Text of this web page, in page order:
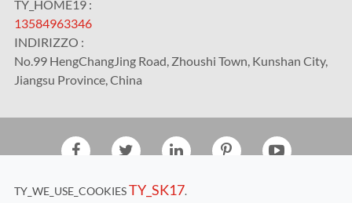
TY_HOME19 :
13584963346
INDIRIZZO :
No.99 HengChangJing Road, Zhoushi Town, Kunshan City,
Jiangsu Province, China
Diritto d'autore© Kunshan RUIYUAN Intelligent
Equipment Co., Ltd.Tutti i diritti riservati.
TY_WE_USE_COOKIESTY_SK17.